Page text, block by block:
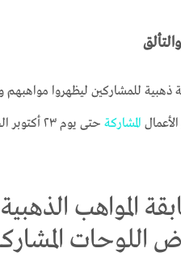
ذهبية للمشاركين ليظهروا مواهبهم
المشاركة
حتى يوم
المواهب
اللوحات